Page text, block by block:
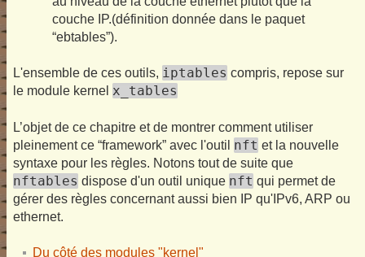
couche IP.(définition donnée dans le paquet
“ebtables”).
L'ensemble de ces outils, iptables compris, repose sur
le module kernel x_tables
L’objet de ce chapitre et de montrer comment utiliser
pleinement ce “framework” avec l'outil nft et la nouvelle
syntaxe pour les règles. Notons tout de suite que
nftables dispose d'un outil unique nft qui permet de
gérer des règles concernant aussi bien IP qu'IPv6, ARP ou
ethernet.
Du côté des modules "kernel"